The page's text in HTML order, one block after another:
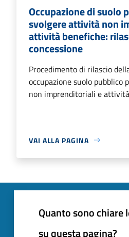
Occupazione di suolo
svolgere attività non
attività benefiche:
concessione
Procedimento di rilascio
occupazione suolo pubblico
non imprenditoriali e
VAI ALLA PAGINA
Quanto sono
su questa pagina?